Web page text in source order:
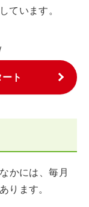
ています。
ト
かには、毎月
ります。